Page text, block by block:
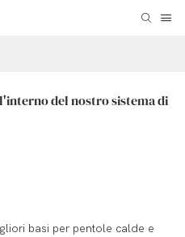
del nostro sistema di
basi per pentole calde e